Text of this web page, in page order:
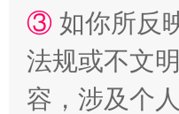
招工难、用工
③ 如你所反
法规或不文
容，涉及个